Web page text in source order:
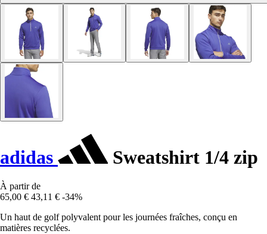
adidas Sweatshirt 1/4 zip
À partir de
65,00 € 43,11 € -34%
Un haut de golf polyvalent pour les journées fraîches, conçu en
matières recyclées.